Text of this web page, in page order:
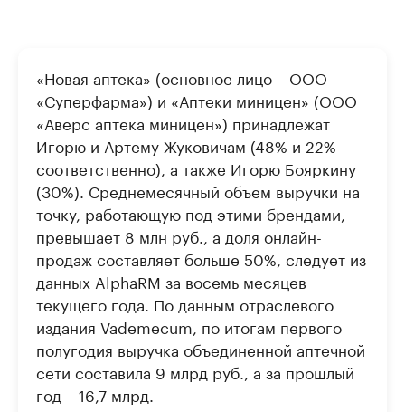
«Новая аптека» (основное лицо – ООО
«Суперфарма») и «Аптеки миницен» (ООО
«Аверс аптека миницен») принадлежат
Игорю и Артему Жуковичам (48% и 22%
соответственно), а также Игорю Бояркину
(30%). Среднемесячный объем выручки на
точку, работающую под этими брендами,
превышает 8 млн руб., а доля онлайн-
продаж составляет больше 50%, следует из
данных AlphaRM за восемь месяцев
текущего года. По данным отраслевого
издания Vademecum, по итогам первого
полугодия выручка объединенной аптечной
сети составила 9 млрд руб., а за прошлый
год – 16,7 млрд.